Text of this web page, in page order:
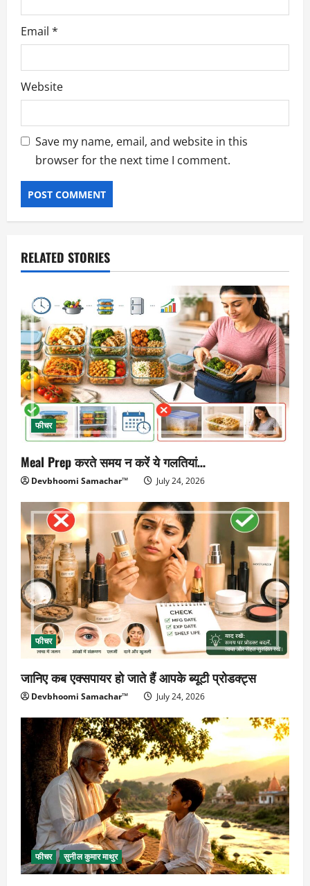
Email *
Website
Save my name, email, and website in this
browser for the next time I comment.
RELATED STORIES
फीचर
Meal Prep करते समय न करें ये गलतियां…
Devbhoomi Samachar™ July 24, 2026
फीचर
जानिए कब एक्सपायर हो जाते हैं आपके ब्यूटी प्रोडक्ट्स
Devbhoomi Samachar™ July 24, 2026
फीचर सुनील कुमार माथुर